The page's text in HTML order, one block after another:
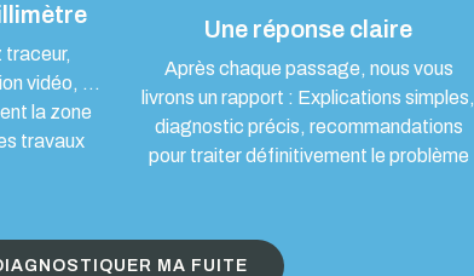
traceur,
vidéo, …
la zone
travaux
Une réponse claire
Après chaque passage, nous vous
livrons un rapport : Explications simples,
diagnostic précis, recommandations
pour traiter définitivement le problème
MA FUITE